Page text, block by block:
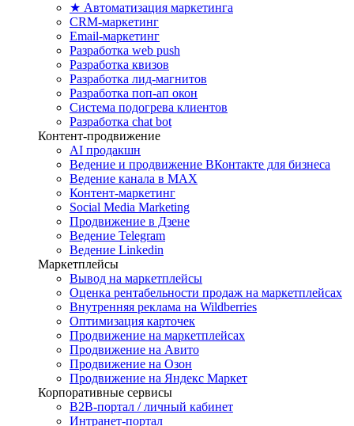
★ Автоматизация маркетинга
CRM-маркетинг
Email-маркетинг
Разработка web push
Разработка квизов
Разработка лид-магнитов
Разработка поп-ап окон
Система подогрева клиентов
Разработка chat bot
Контент-продвижение
AI продакшн
Ведение и продвижение ВКонтакте для бизнеса
Ведение канала в MAX
Контент-маркетинг
Social Media Marketing
Продвижение в Дзене
Ведение Telegram
Ведение Linkedin
Маркетплейсы
Вывод на маркетплейсы
Оценка рентабельности продаж на маркетплейсах
Внутренняя реклама на Wildberries
Оптимизация карточек
Продвижение на маркетплейсах
Продвижение на Авито
Продвижение на Озон
Продвижение на Яндекс Маркет
Корпоративные сервисы
B2B-портал / личный кабинет
Интранет-портал